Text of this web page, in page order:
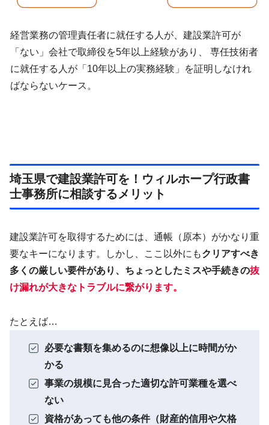
経営業務の管理責任者に就任する人が、建設業許可が
「ない」会社で取締役を5年以上経験があり、 専任技術者
に就任する人が「10年以上の実務経験」を証明しなけれ
ばならないケース。
埼玉県で建設業許可を！ウィルホープ行政書
士事務所に相談するメリット
建設業許可を取得するためには、通帳（原本）がかなり重
要なキーになります。しかし、ここ以外にもクリアすべき
多くの厳しい要件があり、ちょっとしたミスや手続きの抜
け漏れが大きなトラブルに繋がります。
たとえば…
必要な書類を集めるのに想像以上に時間がか
かる
事業の規模に見合った適切な許可業種を選べ
ない
資格があっても他の条件（財産的信用や欠格